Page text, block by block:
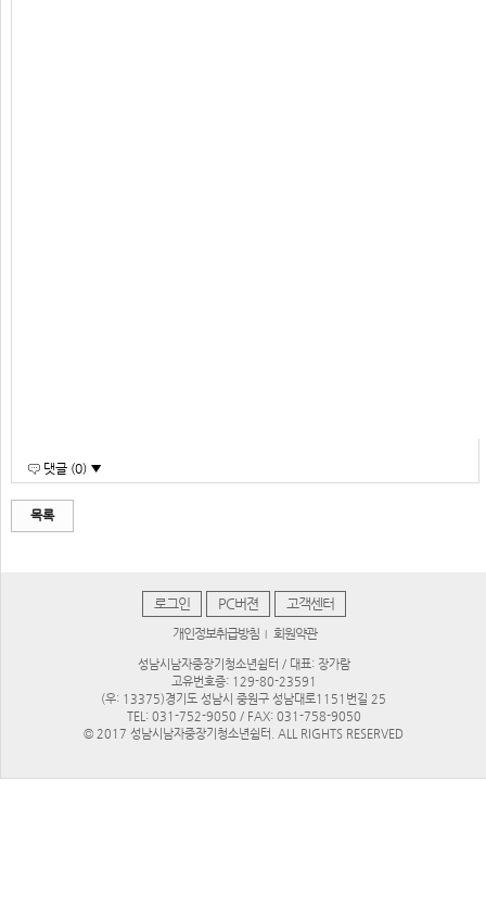
댓글 (0) ▼
목록
로그인 PC버젼 고객센터
개인정보취급방침 회원약관
성남시남자중장기청소년쉼터 / 대표: 장가람
고유번호증: 129-80-23591
(우: 13375)경기도 성남시 중원구 성남대로1151번길 25
TEL: 031-752-9050 / FAX: 031-758-9050
© 2017 성남시남자중장기청소년쉼터. ALL RIGHTS RESERVED